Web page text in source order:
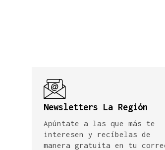
Newsletters La Región
Apúntate a las que más te
interesen y recíbelas de
manera gratuita en tu